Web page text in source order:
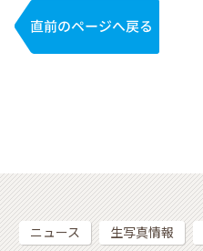
ニュース 生写真情報